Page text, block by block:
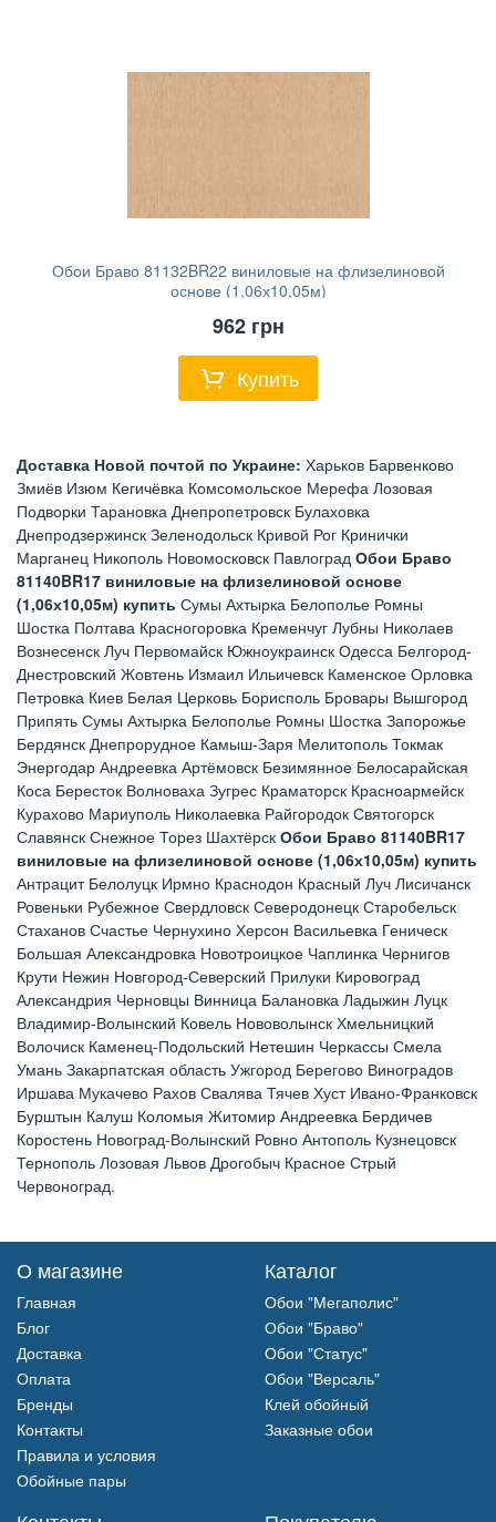
Обои Браво 81132BR22 виниловые на флизелиновой
основе (1,06х10,05м)
962грн
Купить
Доставка Новой почтой по Украине: Харьков Барвенково
Змиёв Изюм Кегичёвка Комсомольское Мерефа Лозовая
Подворки Тарановка Днепропетровск Булаховка
Днепродзержинск Зеленодольск Кривой Рог Кринички
Марганец Никополь Новомосковск Павлоград Обои Браво
81140BR17 виниловые на флизелиновой основе
(1,06х10,05м) купить Сумы Ахтырка Белополье Ромны
Шостка Полтава Красногоровка Кременчуг Лубны Николаев
Вознесенск Луч Первомайск Южноукраинск Одесса Белгород-
Днестровский Жовтень Измаил Ильичевск Каменское Орловка
Петровка Киев Белая Церковь Борисполь Бровары Вышгород
Припять Сумы Ахтырка Белополье Ромны Шостка Запорожье
Бердянск Днепрорудное Камыш-Заря Мелитополь Токмак
Энергодар Андреевка Артёмовск Безимянное Белосарайская
Коса Бересток Волноваха Зугрес Краматорск Красноармейск
Курахово Мариуполь Николаевка Райгородок Святогорск
Славянск Снежное Торез Шахтёрск Обои Браво 81140BR17
виниловые на флизелиновой основе (1,06х10,05м) купить
Антрацит Белолуцк Ирмно Краснодон Красный Луч Лисичанск
Ровеньки Рубежное Свердловск Северодонецк Старобельск
Стаханов Счастье Чернухино Херсон Васильевка Геническ
Большая Александровка Новотроицкое Чаплинка Чернигов
Крути Нежин Новгород-Северский Прилуки Кировоград
Александрия Черновцы Винница Балановка Ладыжин Луцк
Владимир-Волынский Ковель Нововолынск Хмельницкий
Волочиск Каменец-Подольский Нетешин Черкассы Смела
Умань Закарпатская область Ужгород Берегово Виноградов
Иршава Мукачево Рахов Свалява Тячев Хуст Ивано-Франковск
Бурштын Калуш Коломыя Житомир Андреевка Бердичев
Коростень Новоград-Волынский Ровно Антополь Кузнецовск
Тернополь Лозовая Львов Дрогобыч Красное Стрый
Червоноград.
О магазине
Главная
Блог
Доставка
Оплата
Бренды
Контакты
Правила и условия
Обойные пары
Каталог
Обои "Мегаполис"
Обои "Браво"
Обои "Статус"
Обои "Версаль"
Клей обойный
Заказные обои